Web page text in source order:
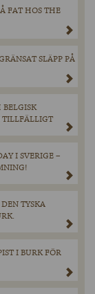
FAT HOS THE
SLÄPP PÅ
BELGISK
TILLFÄLLIGT
I SVERIGE –
TYSKA
I BURK FÖR